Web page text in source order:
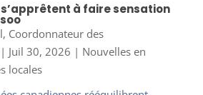
s’apprêtent à faire sensation
Coordonnateur des
Juil 30, 2026 | Nouvelles en
locales